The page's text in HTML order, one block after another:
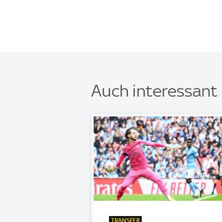
Auch interessant
TRANSFER